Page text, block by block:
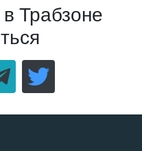
Трабзоне